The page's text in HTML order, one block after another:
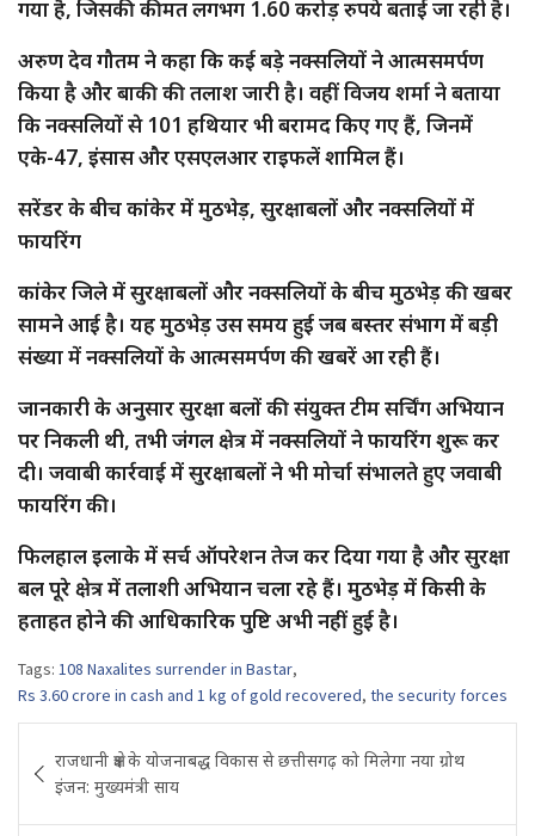
गया है, जिसकी कीमत लगभग 1.60 करोड़ रुपये बताई जा रही है।
अरुण देव गौतम ने कहा कि कई बड़े नक्सलियों ने आत्मसमर्पण
किया है और बाकी की तलाश जारी है। वहीं विजय शर्मा ने बताया
कि नक्सलियों से 101 हथियार भी बरामद किए गए हैं, जिनमें
एके-47, इंसास और एसएलआर राइफलें शामिल हैं।
सरेंडर के बीच कांकेर में मुठभेड़, सुरक्षाबलों और नक्सलियों में
फायरिंग
कांकेर जिले में सुरक्षाबलों और नक्सलियों के बीच मुठभेड़ की खबर
सामने आई है। यह मुठभेड़ उस समय हुई जब बस्तर संभाग में बड़ी
संख्या में नक्सलियों के आत्मसमर्पण की खबरें आ रही हैं।
जानकारी के अनुसार सुरक्षा बलों की संयुक्त टीम सर्चिंग अभियान
पर निकली थी, तभी जंगल क्षेत्र में नक्सलियों ने फायरिंग शुरू कर
दी। जवाबी कार्रवाई में सुरक्षाबलों ने भी मोर्चा संभालते हुए जवाबी
फायरिंग की।
फिलहाल इलाके में सर्च ऑपरेशन तेज कर दिया गया है और सुरक्षा
बल पूरे क्षेत्र में तलाशी अभियान चला रहे हैं। मुठभेड़ में किसी के
हताहत होने की आधिकारिक पुष्टि अभी नहीं हुई है।
Tags: 108 Naxalites surrender in Bastar,
Rs 3.60 crore in cash and 1 kg of gold recovered, the security forces
navigation
राजधानी क्षेत्र के योजनाबद्ध विकास से छत्तीसगढ़ को मिलेगा नया ग्रोथ
इंजन: मुख्यमंत्री साय